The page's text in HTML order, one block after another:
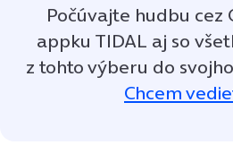
Počúvajte hudbu cez
appku TIDAL aj so
z tohto výberu do
Chcem